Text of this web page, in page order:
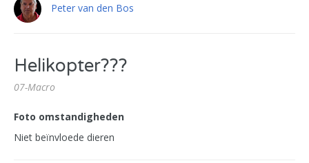
Peter van den Bos
Helikopter???
07-Macro
Foto omstandigheden
Niet beïnvloede dieren